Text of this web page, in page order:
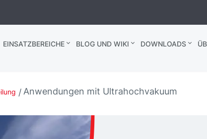
EINSATZBEREICHE BLOG UND WIKI DOWNLOADS
Anwendungen mit Ultrahochvakuum